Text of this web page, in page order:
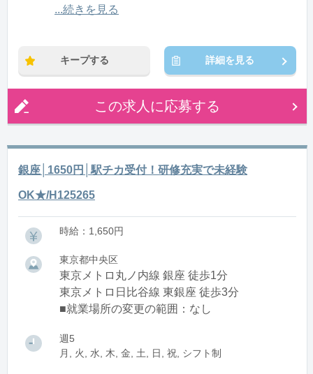
...続きを見る
キープする 詳細を見る
この求人に応募する
銀座│1650円│駅チカ受付！研修充実で未経験
OK★/H125265
時給：1,650円
東京都中央区
東京メトロ丸ノ内線 銀座 徒歩1分
東京メトロ日比谷線 東銀座 徒歩3分
■就業場所の変更の範囲：なし
週5
月, 火, 水, 木, 金, 土, 日, 祝, シフト制